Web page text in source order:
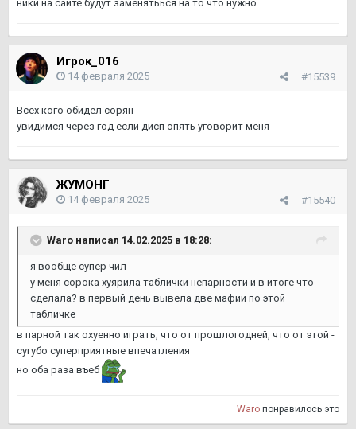
ники на сайте будут заменятьься на то что нужно
Игрок_016
#15539
14 февраля 2025
Всех кого обидел сорян
увидимся через год если дисп опять уговорит меня
ЖУМОНГ
#15540
14 февраля 2025
Waro написал 14.02.2025 в 18:28:
я вообще супер чил
у меня сорока хуярила таблички непарности и в итоге что
сделала? в первый день вывела две мафии по этой
табличке
в парной так охуенно играть, что от прошлогодней, что от этой -
сугубо суперприятные впечатления
но оба раза въеб
Waro понравилось это